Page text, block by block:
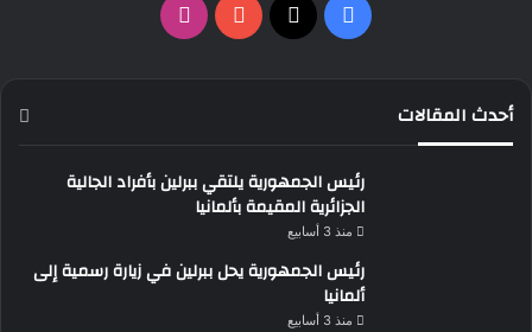
فيسبوك ‫YouTubeانستقرام
أحدث المقالات
رئيس الجمهورية يلتقي ببرلين بأفراد الجالية
الجزائرية المقيمة بألمانيا
منذ 3 أسابيع
رئيس الجمهورية يحل ببرلين في زيارة رسمية إلى
ألمانيا
منذ 3 أسابيع